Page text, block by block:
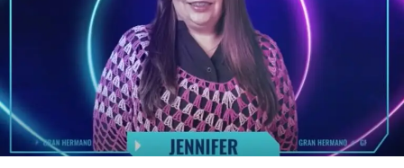
Llegar hasta la Luna requeriría hacer un viaje
espacial en una nave espacial diseñada para
turistas. Los costos asociados con el lanzamiento
y el transporte al espacio profundo serían
sumamente altos.
La construcción de una estructura habitable en la
Luna demandaría tecnología avanzada junto al uso
Antes de entrar a la Casa le preguntaron por sus dotes
culinarias, a lo que la influencer chilota respondió que a
sus compañeras de reality les iba a preparar curanto y,
además, hizo una promesa: «las voy a engordar».